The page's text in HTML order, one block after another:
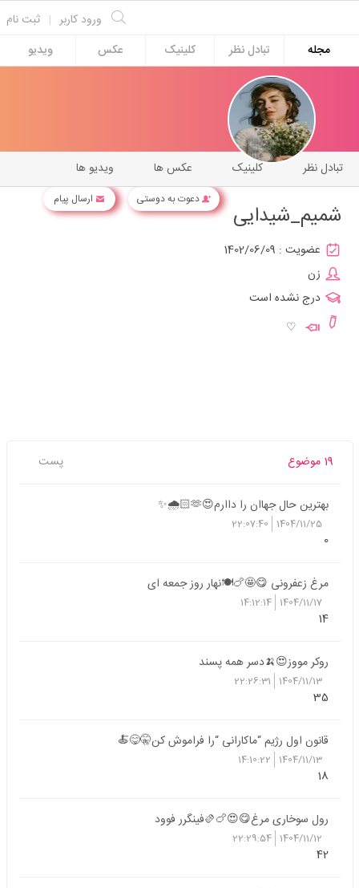
ثبت نام | ورود کاربر
مجله
تبادل نظر کلینیک عکس ویدیو
دعوت به دوستی ارسال پیام
ویدیو ها عکس ها کلینیک تبادل نظر
شمیم_شیدایی
عضویت : 1402/06/09
زن
درج نشده است
♡
19 موضوع پست
بهترین حال جهاان را داارم😍🫶🏻🌧️✨
1404/11/25
22:07:40
0
مرغ زعفرونی 😋🤩🍗🍽️نهار روز جمعه ای
1404/11/17
14:12:14
14
روکر مووز😍🍌دسر همه پسند
1404/11/13
22:26:31
35
قانون اول رژیم “ماکارانی “را فراموش کن🤫😋🍝
1404/11/13
14:10:22
18
رول سوخاری مرغ😋😍🍗🫔فینگرر فوود
1404/11/12
22:29:54
42